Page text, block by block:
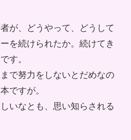
が、どうやって、どうして
を続けられたか。続けてき
す。
で努力をしないとだめなの
ですが。
いなとも、思い知らされる